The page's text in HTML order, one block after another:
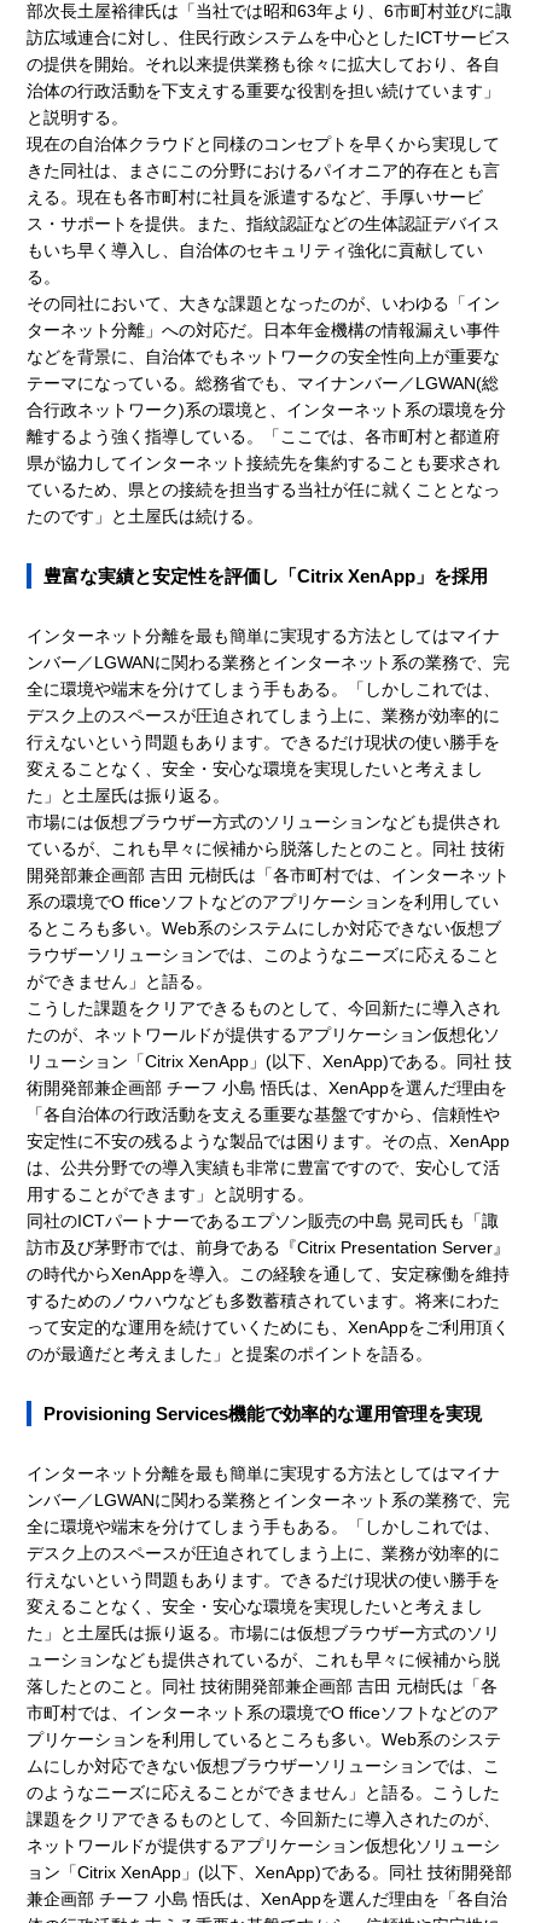
部次長土屋裕律氏は「当社では昭和63年より、6市町村並びに諏
訪広域連合に対し、住民行政システムを中心としたICTサービス
の提供を開始。それ以来提供業務も徐々に拡大しており、各自
治体の行政活動を下支えする重要な役割を担い続けています」
と説明する。
現在の自治体クラウドと同様のコンセプトを早くから実現して
きた同社は、まさにこの分野におけるパイオニア的存在とも言
える。現在も各市町村に社員を派遣するなど、手厚いサービ
ス・サポートを提供。また、指紋認証などの生体認証デバイス
もいち早く導入し、自治体のセキュリティ強化に貢献してい
る。
その同社において、大きな課題となったのが、いわゆる「イン
ターネット分離」への対応だ。日本年金機構の情報漏えい事件
などを背景に、自治体でもネットワークの安全性向上が重要な
テーマになっている。総務省でも、マイナンバー／LGWAN(総
合行政ネットワーク)系の環境と、インターネット系の環境を分
離するよう強く指導している。「ここでは、各市町村と都道府
県が協力してインターネット接続先を集約することも要求され
ているため、県との接続を担当する当社が任に就くこととなっ
たのです」と土屋氏は続ける。
豊富な実績と安定性を評価し「Citrix XenApp」を採用
インターネット分離を最も簡単に実現する方法としてはマイナ
ンバー／LGWANに関わる業務とインターネット系の業務で、完
全に環境や端末を分けてしまう手もある。「しかしこれでは、
デスク上のスペースが圧迫されてしまう上に、業務が効率的に
行えないという問題もあります。できるだけ現状の使い勝手を
変えることなく、安全・安心な環境を実現したいと考えまし
た」と土屋氏は振り返る。
市場には仮想ブラウザー方式のソリューションなども提供され
ているが、これも早々に候補から脱落したとのこと。同社 技術
開発部兼企画部 吉田 元樹氏は「各市町村では、インターネット
系の環境でO fficeソフトなどのアプリケーションを利用してい
るところも多い。Web系のシステムにしか対応できない仮想ブ
ラウザーソリューションでは、このようなニーズに応えること
ができません」と語る。
こうした課題をクリアできるものとして、今回新たに導入され
たのが、ネットワールドが提供するアプリケーション仮想化ソ
リューション「Citrix XenApp」(以下、XenApp)である。同社 技
術開発部兼企画部 チーフ 小島 悟氏は、XenAppを選んだ理由を
「各自治体の行政活動を支える重要な基盤ですから、信頼性や
安定性に不安の残るような製品では困ります。その点、XenApp
は、公共分野での導入実績も非常に豊富ですので、安心して活
用することができます」と説明する。
同社のICTパートナーであるエプソン販売の中島 晃司氏も「諏
訪市及び茅野市では、前身である『Citrix Presentation Server』
の時代からXenAppを導入。この経験を通して、安定稼働を維持
するためのノウハウなども多数蓄積されています。将来にわた
って安定的な運用を続けていくためにも、XenAppをご利用頂く
のが最適だと考えました」と提案のポイントを語る。
Provisioning Services機能で効率的な運用管理を実現
インターネット分離を最も簡単に実現する方法としてはマイナ
ンバー／LGWANに関わる業務とインターネット系の業務で、完
全に環境や端末を分けてしまう手もある。「しかしこれでは、
デスク上のスペースが圧迫されてしまう上に、業務が効率的に
行えないという問題もあります。できるだけ現状の使い勝手を
変えることなく、安全・安心な環境を実現したいと考えまし
た」と土屋氏は振り返る。市場には仮想ブラウザー方式のソリ
ューションなども提供されているが、これも早々に候補から脱
落したとのこと。同社 技術開発部兼企画部 吉田 元樹氏は「各
市町村では、インターネット系の環境でO fficeソフトなどのア
プリケーションを利用しているところも多い。Web系のシステ
ムにしか対応できない仮想ブラウザーソリューションでは、こ
のようなニーズに応えることができません」と語る。こうした
課題をクリアできるものとして、今回新たに導入されたのが、
ネットワールドが提供するアプリケーション仮想化ソリューシ
ョン「Citrix XenApp」(以下、XenApp)である。同社 技術開発部
兼企画部 チーフ 小島 悟氏は、XenAppを選んだ理由を「各自治